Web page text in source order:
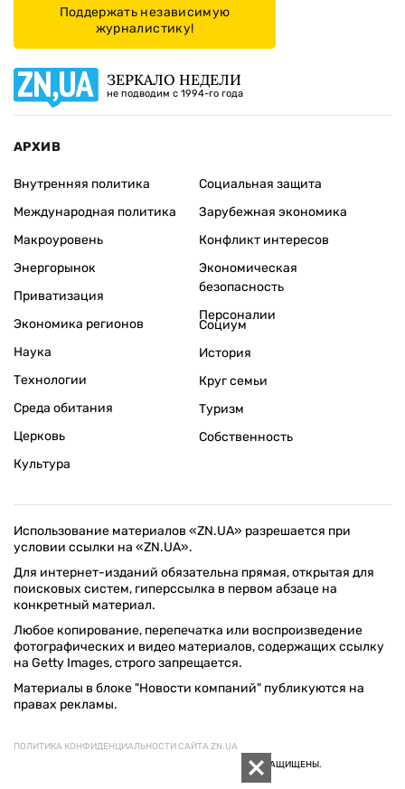
Поддержать независимую
журналистику!
ЗЕРКАЛО НЕДЕЛИ
не подводим с 1994-го года
АРХИВ
Внутренняя политика
Международная политика
Макроуровень
Энергорынок
Приватизация
Экономика регионов
Социальная защита
Зарубежная экономика
Конфликт интересов
Экономическая
безопасность
Персоналии
Наука
Технологии
Среда обитания
Церковь
Культура
Социум
История
Круг семьи
Туризм
Собственность
Использование материалов «ZN.UA» разрешается при
условии ссылки на «ZN.UA».
Для интернет-изданий обязательна прямая, открытая для
поисковых систем, гиперссылка в первом абзаце на
конкретный материал.
Любое копирование, перепечатка или воспроизведение
фотографических и видео материалов, содержащих ссылку
на Getty Images, строго запрещается.
Материалы в блоке "Новости компаний" публикуются на
правах рекламы.
ПОЛИТИКА КОНФИДЕНЦИАЛЬНОСТИ САЙТА ZN.UA
© 1994–2026 «ЗЕРКАЛО НЕДЕЛИ. УКРАИНА». ВСЕ ПРАВА ЗАЩИЩЕНЫ.